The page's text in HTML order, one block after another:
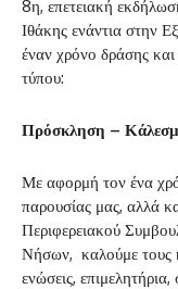
8η, επετειακή
Ιθάκης ενάντια στην
έναν χρόνο δράσης
τύπου:
Πρόσκληση –
Με αφορμή τον ένα
παρουσίας μας, αλλά
Περιφερειακού
Νήσων, καλούμε τους
ενώσεις,